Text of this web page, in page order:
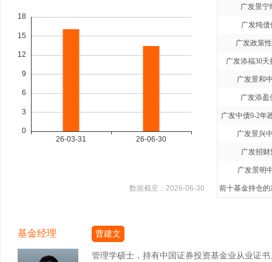
数据截至： 2026-06-30
广发景宁
广发纯债
广发政策
广发添福30
广发景和
广发添盈
广发中债0-2年
广发景兴
广发招财
广发景明
前十基金持仓的
基金经理 曹建文
管理学硕士，持有中国证券投资基金业从业证